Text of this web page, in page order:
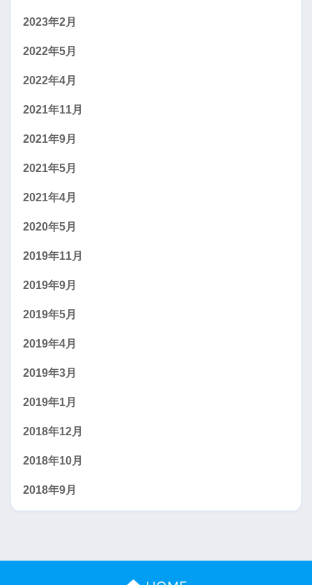
2023年2月
2022年5月
2022年4月
2021年11月
2021年9月
2021年5月
2021年4月
2020年5月
2019年11月
2019年9月
2019年5月
2019年4月
2019年3月
2019年1月
2018年12月
2018年10月
2018年9月